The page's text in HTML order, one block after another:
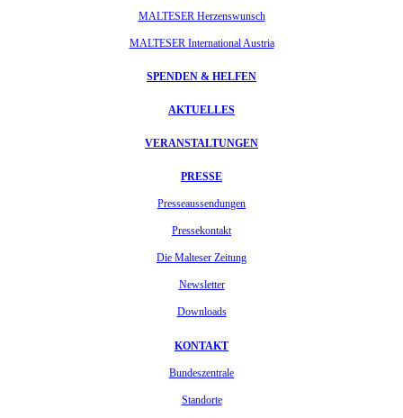
MALTESER Herzenswunsch
MALTESER International Austria
SPENDEN & HELFEN
AKTUELLES
VERANSTALTUNGEN
PRESSE
Presseaussendungen
Pressekontakt
Die Malteser Zeitung
Newsletter
Downloads
KONTAKT
Bundeszentrale
Standorte